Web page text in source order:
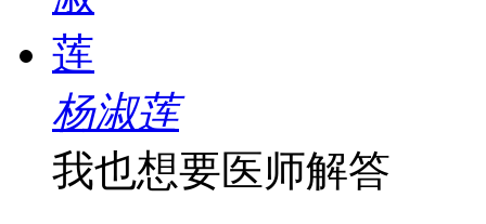
杨淑莲
我也想要医师解答